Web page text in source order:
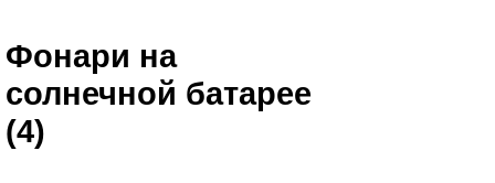
Фонари на
солнечной батарее
(4)